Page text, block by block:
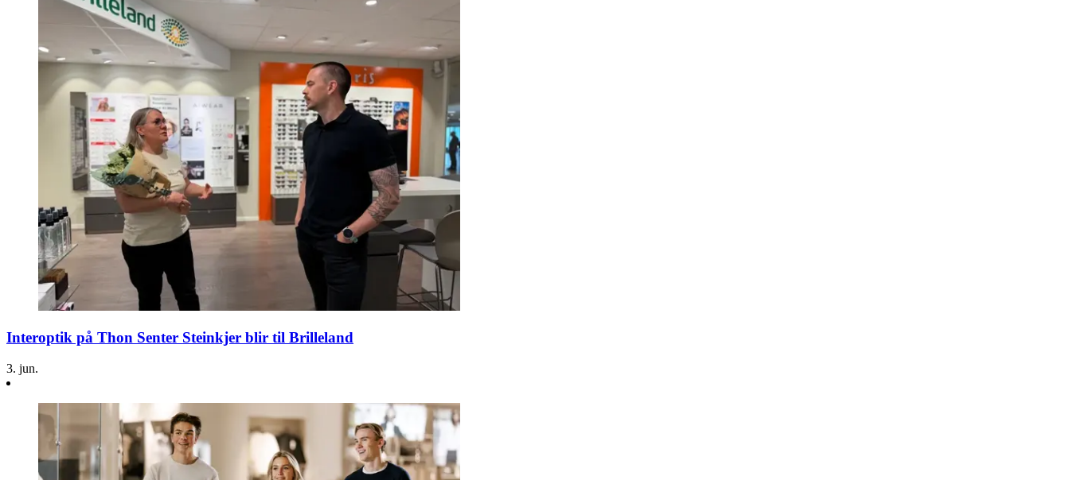
Åpningstider
Praktisk informasjon
Ledige stillinger
Magasin
Gavekort
Finn frem
Parkering
Kundeklubb
Interoptik på Thon Senter Steinkjer blir til Brilleland
3. jun.